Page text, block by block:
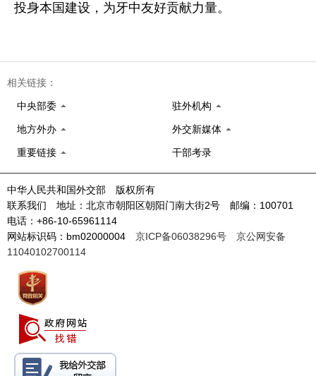
投身本国建设，为牙中友好贡献力量。
相关链接：
中央部委 驻外机构
地方外办 外交新媒体
重要链接 干部考录
中华人民共和国外交部 版权所有
联系我们 地址：北京市朝阳区朝阳门南大街2号 邮编：100701
电话：+86-10-65961114
网站标识码：bm02000004 京ICP备06038296号
京公网安备
11040102700114